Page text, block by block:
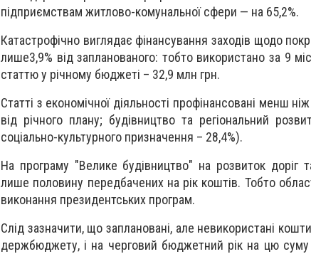
підприємствам житлово-комунальної сфери — на 65,2%.
Катастрофічно виглядає фінансування заходів щодо
лише3,9% від запланованого: тобто використано за 9
статтю у річному бюджеті – 32,9 млн грн.
Статті з економічної діяльності профінансовані менш
від річного плану; будівництво та регіональний
соціально-культурного призначення – 28,4%).
На програму "Велике будівництво" на розвиток доріг
лише половину передбачених на рік коштів. Тобто
виконання президентських програм.
Слід зазначити, що заплановані, але невикористані
держбюджету, і на черговий бюджетний рік на цю